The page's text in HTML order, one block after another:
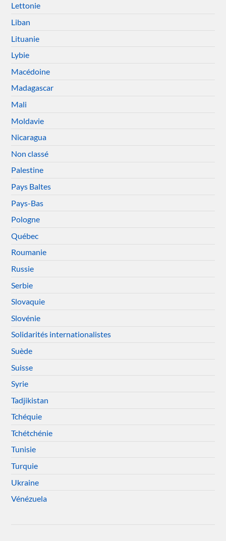
Lettonie
Liban
Lituanie
Lybie
Macédoine
Madagascar
Mali
Moldavie
Nicaragua
Non classé
Palestine
Pays Baltes
Pays-Bas
Pologne
Québec
Roumanie
Russie
Serbie
Slovaquie
Slovénie
Solidarités internationalistes
Suède
Suisse
Syrie
Tadjikistan
Tchéquie
Tchétchénie
Tunisie
Turquie
Ukraine
Vénézuela